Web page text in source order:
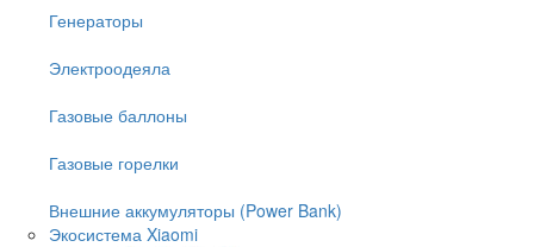
Генераторы
Электроодеяла
Газовые баллоны
Газовые горелки
Внешние аккумуляторы (Power Bank)
Экосистема Xiaomi